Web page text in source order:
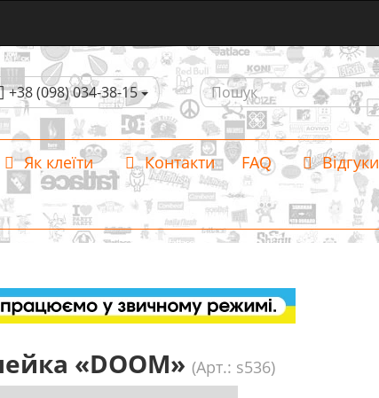
+38 (098) 034-38-15
Як клеїти Контакти FAQ Відгуки
«DOOM» (Арт.: s536)